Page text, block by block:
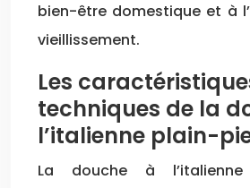
bien-être domestique et à
vieillissement.
Les
techniques de la
l’italienne plain-
La douche à